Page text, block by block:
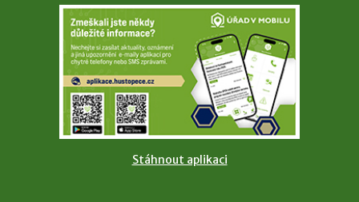
Stáhnout aplikaci